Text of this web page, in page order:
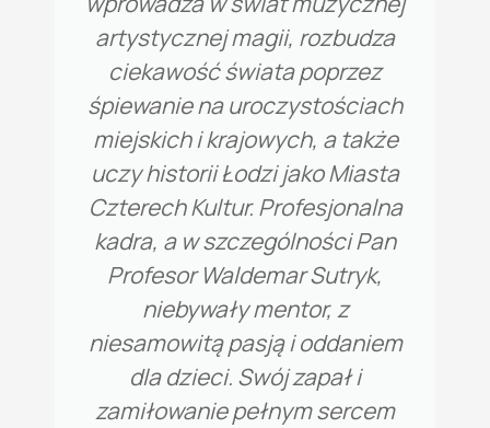
artystycznej magii, rozbudza
ciekawość świata poprzez
śpiewanie na uroczystościach
miejskich i krajowych, a także
uczy historii Łodzi jako Miasta
Czterech Kultur. Profesjonalna
kadra, a w szczególności Pan
Profesor Waldemar Sutryk,
niebywały mentor, z
niesamowitą pasją i oddaniem
dla dzieci. Swój zapał i
zamiłowanie pełnym sercem